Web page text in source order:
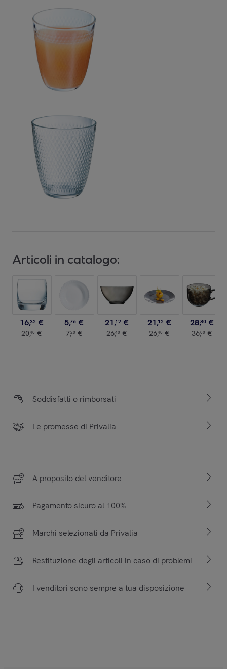
Articoli in catalogo:
16,32 €
20,40 €
5,76 €
7,20 €
21,12 €
26,40 €
21,12 €
26,40 €
28,80 €
36,00 €
Soddisfatti o rimborsati
Le promesse di Privalia
A proposito del venditore
Pagamento sicuro al 100%
Marchi selezionati da Privalia
Restituzione degli articoli in caso di problemi
I venditori sono sempre a tua disposizione